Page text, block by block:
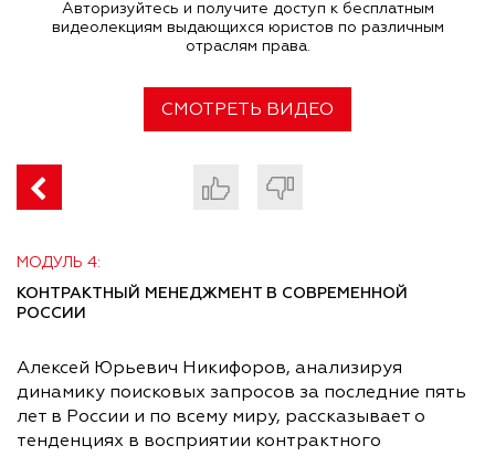
Авторизуйтесь и получите доступ к бесплатным
видеолекциям выдающихся юристов по различным
отраслям права.
СМОТРЕТЬ ВИДЕО
МОДУЛЬ 4:
КОНТРАКТНЫЙ МЕНЕДЖМЕНТ В СОВРЕМЕННОЙ
РОССИИ
Алексей Юрьевич Никифоров, анализируя
динамику поисковых запросов за последние пять
лет в России и по всему миру, рассказывает о
тенденциях в восприятии контрактного